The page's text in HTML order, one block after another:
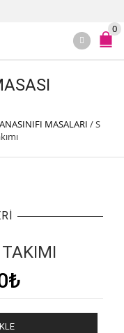
0
ANASINIFI MASALARI /S
₺